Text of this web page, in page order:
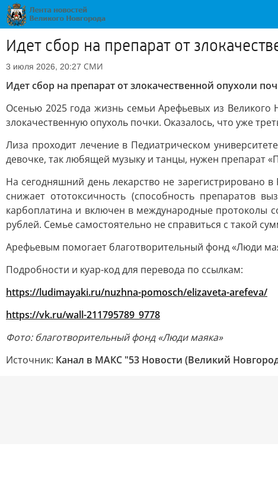
Идет сбор на препарат от
3 июля 2026, 20:27 СМИ
Идет сбор на препарат от злокачественной опухоли
Осенью 2025 года жизнь семьи Арефьевых из
злокачественную опухоль почки. Оказалось, что уже
Лиза проходит лечение в Педиатрическом
девочке, так любящей музыку и танцы, нужен препарат
На сегодняшний день лекарство не зарегистрировано
снижает ототоксичность (способность препаратов
карбоплатина и включен в международные протоколы
рублей. Семье самостоятельно не справиться с такой
Арефьевым помогает благотворительный фонд «Люди
Подробности и куар-код для перевода по ссылкам:
https://ludimayaki.ru/nuzhna-pomosch/elizaveta-arefeva/
https://vk.ru/wall-211795789_9778
Фото: благотворительный фонд «Люди маяка»
Источник: Канал в МАКС "53 Новости (Великий